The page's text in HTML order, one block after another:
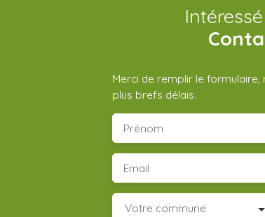
Merci de remplir le
plus brefs délais.
Prénom
Email
Votre commune